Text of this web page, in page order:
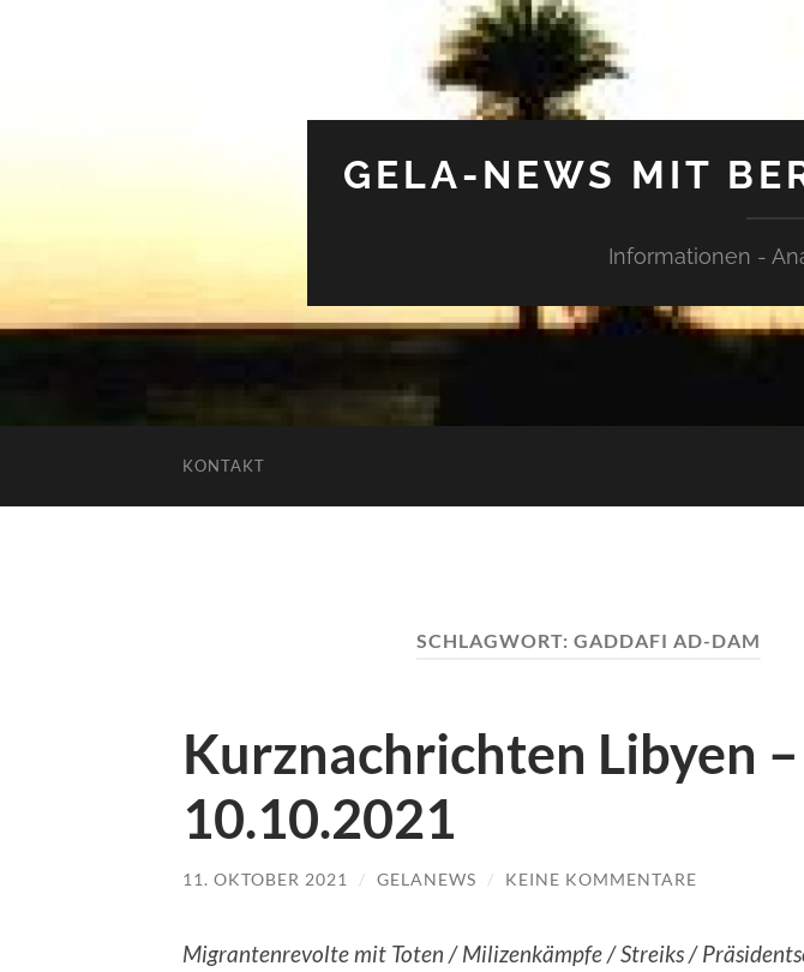
GELA-NEWS MIT
Informationen -
KONTAKT
SCHLAGWORT: GADDAFI AD-DAM
Kurznachrichten Libyen –
10.10.2021
11. OKTOBER 2021 / GELANEWS / KEINE KOMMENTARE
Migrantenrevolte mit Toten / Milizenkämpfe / Streiks /